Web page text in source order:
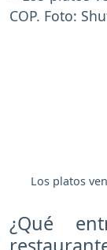
Los platos
¿Qué